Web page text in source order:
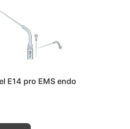
E14 pro EMS endo